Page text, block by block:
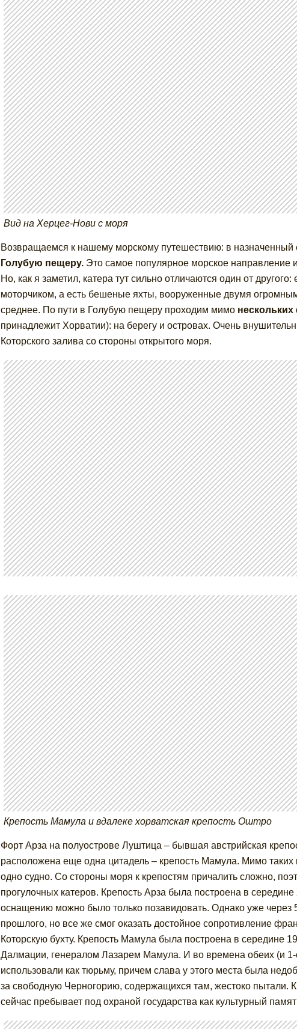
Вид на Херцег-Нови с моря
Возвращаемся к нашему морскому путешествию: в назначенный
Голубую пещеру.Это самое популярное морское направление
Но, как я заметил, катера тут сильно отличаются один от
моторчиком, а есть бешеные яхты, вооруженные двумя
среднее. По пути в Голубую пещеру проходим мимо
принадлежит Хорватии): на берегу и островах. Очень
Которского залива со стороны открытого моря.
Крепость Мамула и вдалеке хорватская крепость Оштро
Форт Арза на полуострове Луштица – бывшая австрийская
расположена еще одна цитадель – крепость Мамула. Мимо
одно судно. Со стороны моря к крепостям причалить сложно,
прогулочных катеров. Крепость Арза была построена в
оснащению можно было только позавидовать. Однако уже через
прошлого, но все же смог оказать достойное сопротивление
Которскую бухту. Крепость Мамула была построена в середине
Далмации, генералом Лазарем Мамула. И во времена обеих (и
использовали как тюрьму, причем слава у этого места была
за свободную Черногорию, содержащихся там, жестоко пытали.
сейчас пребывает под охраной государства как культурный